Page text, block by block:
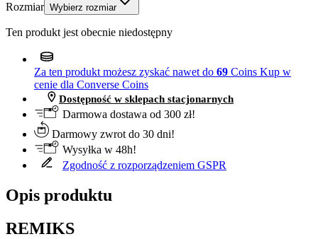
Rozmiar Wybierz rozmiar
Ten produkt jest obecnie niedostępny
Za ten produkt możesz zyskać nawet do 69 Coins Kup w
cenie dla Converse Coins
Dostępność w sklepach stacjonarnych
Darmowa dostawa od 300 zł!
Darmowy zwrot do 30 dni!
Wysyłka w 48h!
Zgodność z rozporządzeniem GSPR
Opis produktu
REMIKS